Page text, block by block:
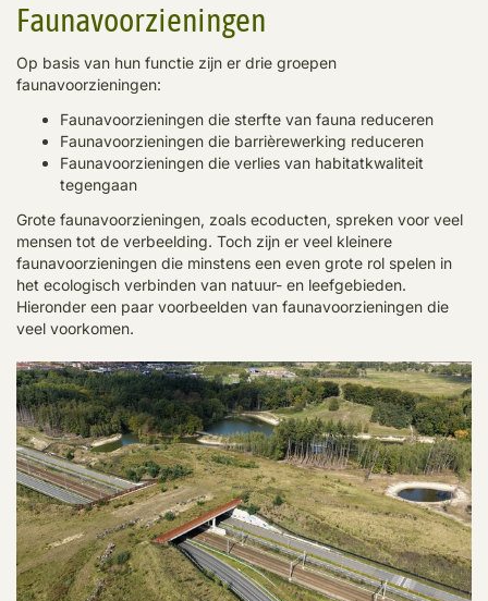
Faunavoorzieningen
Op basis van hun functie zijn er drie groepen
faunavoorzieningen:
Faunavoorzieningen die sterfte van fauna reduceren
Faunavoorzieningen die barrièrewerking reduceren
Faunavoorzieningen die verlies van habitatkwaliteit
tegengaan
Grote faunavoorzieningen, zoals ecoducten, spreken voor veel
mensen tot de verbeelding. Toch zijn er veel kleinere
faunavoorzieningen die minstens een even grote rol spelen in
het ecologisch verbinden van natuur- en leefgebieden.
Hieronder een paar voorbeelden van faunavoorzieningen die
veel voorkomen.